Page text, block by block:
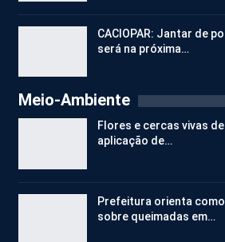
CACIOPAR: Jantar de
será na próxima…
Meio-Ambiente
Flores e cercas vivas
aplicação de…
Prefeitura orienta
sobre queimadas em…